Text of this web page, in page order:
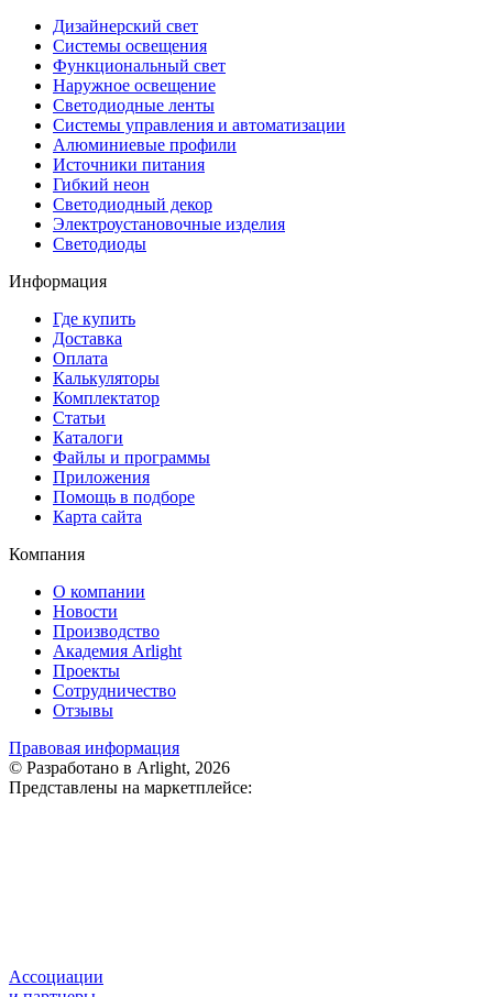
Дизайнерский свет
Системы освещения
Функциональный свет
Наружное освещение
Светодиодные ленты
Системы управления и автоматизации
Алюминиевые профили
Источники питания
Гибкий неон
Светодиодный декор
Электроустановочные изделия
Светодиоды
Информация
Где купить
Доставка
Оплата
Калькуляторы
Комплектатор
Статьи
Каталоги
Файлы и программы
Приложения
Помощь в подборе
Карта сайта
Компания
О компании
Новости
Производство
Академия Arlight
Проекты
Сотрудничество
Отзывы
Правовая информация
© Разработано в Arlight, 2026
Представлены на маркетплейсе:
Ассоциации